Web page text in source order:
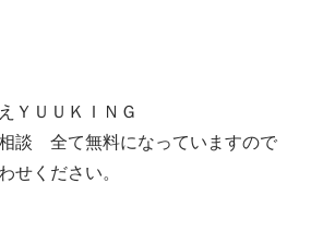
ＹＵＵＫＩＮＧ
談 全て無料になっていますので
せください。